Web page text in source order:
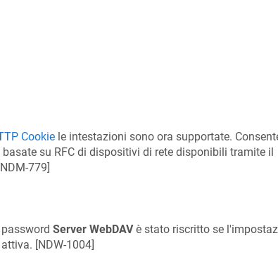
Cookiele intestazioni sono ora supportate.
su RFC di dispositivi di rete disponibili tramite il
NDM-779]
Server WebDAVè stato riscritto se
[NDW-1004]